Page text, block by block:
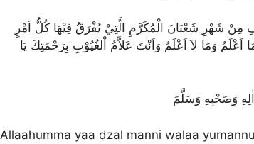
وَمَا لاَ اَعْلَمُ وَاَنْتَ عَلاَّمُ اْلغُيُوْبِ بِرَحْمَتِكَ يَا
وَصَحْبِهِ وَسَلَّمَ
Allaahumma yaa dzal manni walaa